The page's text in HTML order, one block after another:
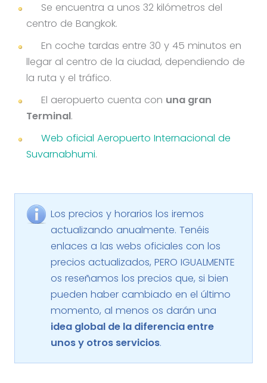
Se encuentra a unos 32 kilómetros del
centro de Bangkok.
En coche tardas entre 30 y 45 minutos en
llegar al centro de la ciudad, dependiendo de
la ruta y el tráfico.
El aeropuerto cuenta con una gran
Terminal.
Web oficial Aeropuerto Internacional de
Suvarnabhumi.
Los precios y horarios los iremos
actualizando anualmente. Tenéis
enlaces a las webs oficiales con los
precios actualizados, PERO IGUALMENTE
os reseñamos los precios que, si bien
pueden haber cambiado en el último
momento, al menos os darán una
idea global de la diferencia entre
unos y otros servicios.